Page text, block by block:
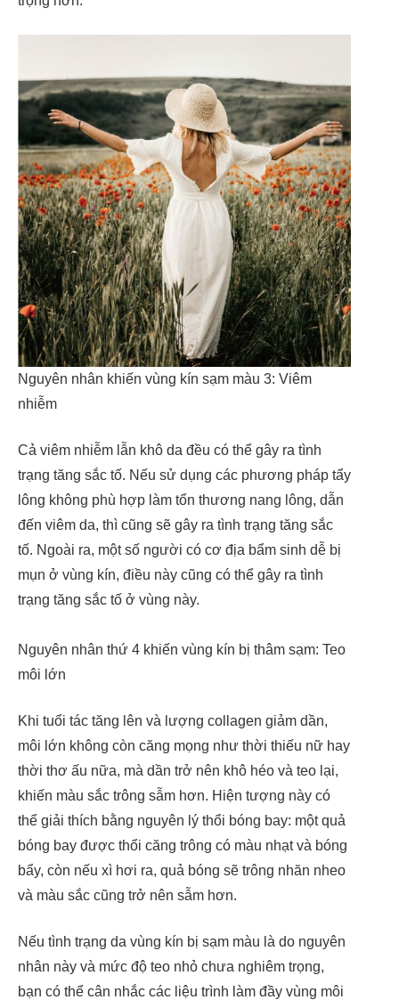
Nguyên nhân khiến vùng kín sạm màu 3: Viêm
nhiễm
Cả viêm nhiễm lẫn khô da đều có thể gây ra tình
trạng tăng sắc tố. Nếu sử dụng các phương pháp tẩy
lông không phù hợp làm tổn thương nang lông, dẫn
đến viêm da, thì cũng sẽ gây ra tình trạng tăng sắc
tố. Ngoài ra, một số người có cơ địa bẩm sinh dễ bị
mụn ở vùng kín, điều này cũng có thể gây ra tình
trạng tăng sắc tố ở vùng này.
Nguyên nhân thứ 4 khiến vùng kín bị thâm sạm: Teo
môi lớn
Khi tuổi tác tăng lên và lượng collagen giảm dần,
môi lớn không còn căng mọng như thời thiếu nữ hay
thời thơ ấu nữa, mà dần trở nên khô héo và teo lại,
khiến màu sắc trông sẫm hơn. Hiện tượng này có
thể giải thích bằng nguyên lý thổi bóng bay: một quả
bóng bay được thổi căng trông có màu nhạt và bóng
bẩy, còn nếu xì hơi ra, quả bóng sẽ trông nhăn nheo
và màu sắc cũng trở nên sẫm hơn.
Nếu tình trạng da vùng kín bị sạm màu là do nguyên
nhân này và mức độ teo nhỏ chưa nghiêm trọng,
bạn có thể cân nhắc các liệu trình làm đầy vùng môi